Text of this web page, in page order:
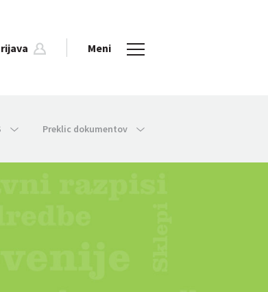
Meni
Preklic dokumentov